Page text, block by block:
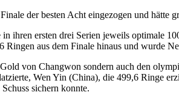
der besten Acht eingezogen und hätte
ihren ersten drei Serien jeweils optimale
Ringen aus dem Finale hinaus und wurde
von Changwon sondern auch den
Wen Yin (China), die 499,6 Ringe
sichern konnte.